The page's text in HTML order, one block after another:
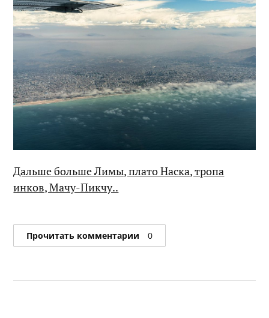
Дальше больше Лимы, плато Наска, тропа
инков, Мачу-Пикчу..
Прочитать комментарии 0